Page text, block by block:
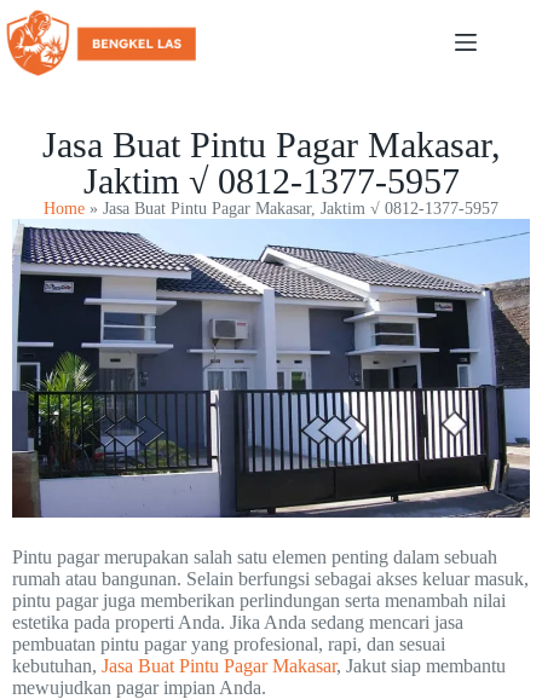
Jasa Buat Pintu Pagar Makasar,
Jaktim √ 0812-1377-5957
Home » Jasa Buat Pintu Pagar Makasar, Jaktim √ 0812-1377-5957
Pintu pagar merupakan salah satu elemen penting dalam sebuah
rumah atau bangunan. Selain berfungsi sebagai akses keluar masuk,
pintu pagar juga memberikan perlindungan serta menambah nilai
estetika pada properti Anda. Jika Anda sedang mencari jasa
pembuatan pintu pagar yang profesional, rapi, dan sesuai
kebutuhan, Jasa Buat Pintu Pagar Makasar, Jakut siap membantu
mewujudkan pagar impian Anda.